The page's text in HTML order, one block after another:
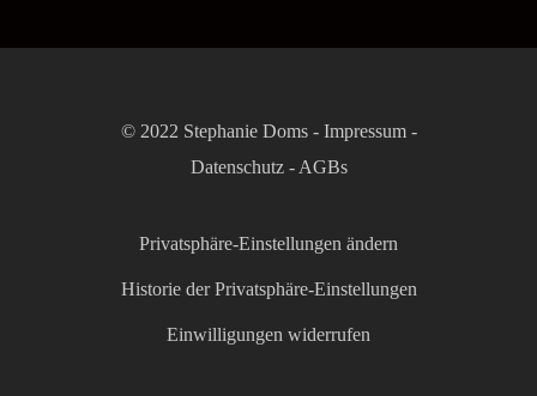
© 2022 Stephanie Doms - Impressum-
Datenschutz- AGBs
Privatsphäre-Einstellungen ändern
Historie der Privatsphäre-Einstellungen
Einwilligungen widerrufen